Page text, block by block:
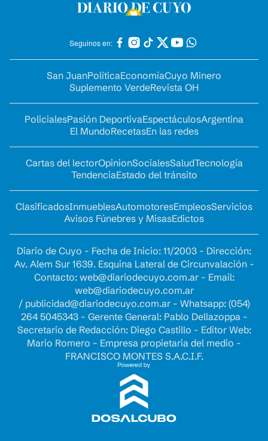
Seguinos en:
San JuanPolíticaEconomíaCuyo Minero
Suplemento VerdeRevista OH
PolicialesPasión DeportivaEspectáculosArgentina
El MundoRecetasEn las redes
Cartas del lectorOpinionSocialesSaludTecnología
TendenciaEstado del tránsito
ClasificadosInmueblesAutomotoresEmpleosServicios
Avisos Fúnebres y MisasEdictos
Diario de Cuyo - Fecha de Inicio: 11/2003 - Dirección:
Av. Alem Sur 1639. Esquina Lateral de Circunvalación -
Contacto: web@diariodecuyo.com.ar- Email:
web@diariodecuyo.com.ar
/ publicidad@diariodecuyo.com.ar- Whatsapp: (054)
264 5045343 - Gerente General: Pablo Dellazoppa -
Secretario de Redacción: Diego Castillo - Editor Web:
Mario Romero - Empresa propietaria del medio -
FRANCISCO MONTES S.A.C.I.F.